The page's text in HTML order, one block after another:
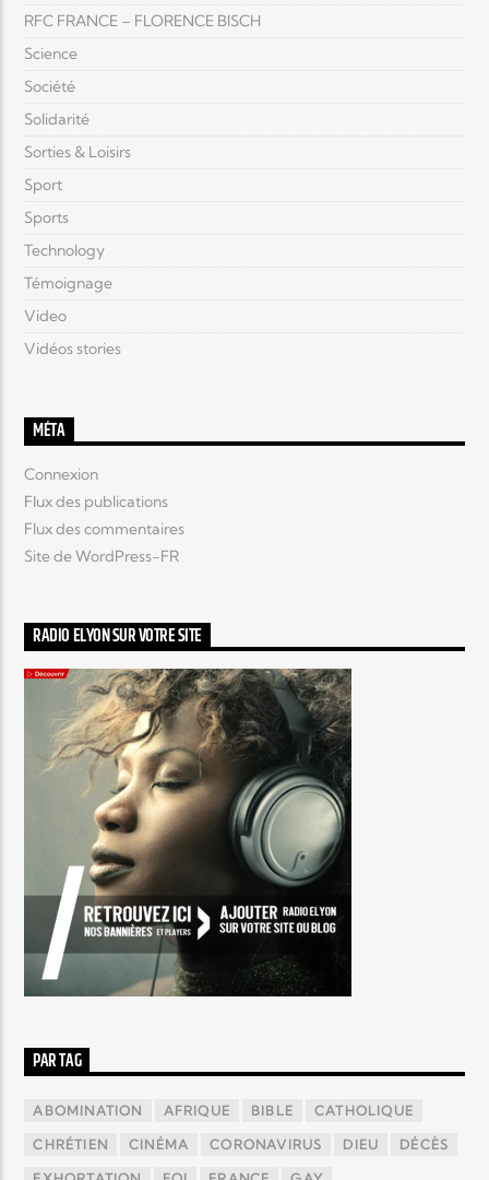
RFC FRANCE – FLORENCE BISCH
Science
Société
Solidarité
Sorties & Loisirs
Sport
Sports
Technology
Témoignage
Video
Vidéos stories
MÉTA
Connexion
Flux des publications
Flux des commentaires
Site de WordPress-FR
RADIO ELYON SUR VOTRE SITE
PAR TAG
ABOMINATION AFRIQUE BIBLE CATHOLIQUE
CHRÉTIEN CINÉMA CORONAVIRUS DIEU DÉCÈS